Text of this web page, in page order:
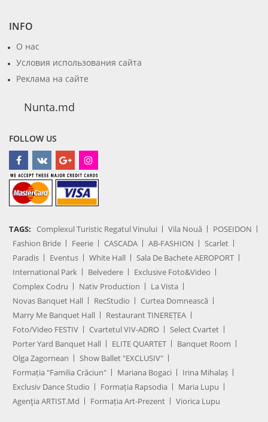
INFO
О нас
Условия использования сайта
Реклама на сайте
Nunta.md
FOLLOW US
TAGS: Complexul Turistic Regatul Vinului Vila Nouă
POSEIDON
Fashion Bride
Feerie CASCADA AB-FASHION
Scarlet
Paradis
Eventus White Hall
Sala De Bachete AEROPORT
International Park
Belvedere
Exclusive Foto&Video
Complex Codru
Nativ Production
La Vista
Novas Banquet Hall
RecStudio
Curtea Domnească
Marry Me Banquet Hall
Restaurant TINEREȚEA
Foto/Video FESTIV
Cvartetul VIV-ADRO
Select Cvartet
Porter Yard Banquet Hall
ELITE QUARTET
Banquet Room
Olga Zagornean
Show Ballet "EXCLUSIV"
Formația "Familia Crăciun"
Mariana Bogaci
Irina Mihalaș
Exclusiv Dance Studio
Formația Rapsodia
Maria Lupu
Agenţia ARTIST.md
Formația Art-Prezent Viorica Lupu